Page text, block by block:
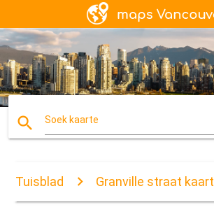
search Soek kaarte
Tuisblad Granville straat kaart